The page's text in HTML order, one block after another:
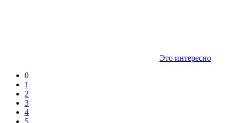
Это интересно
0
1
2
3
4
5